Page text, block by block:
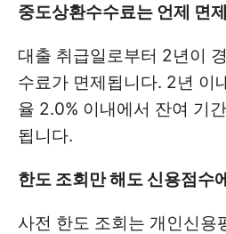
중도상환수수료는 언제 면
대출 취급일로부터 2년이
수료가 면제됩니다. 2년 이
율 2.0% 이내에서 잔여 기
됩니다.
한도 조회만 해도 신용점수
사전 한도 조회는 개인신용